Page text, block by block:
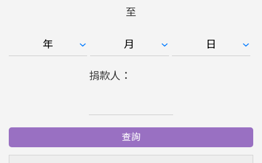
至
捐款人：
查詢